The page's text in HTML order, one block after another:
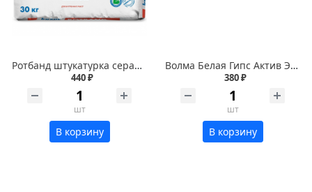
Ротбанд штукатурка серая КНАУФ 30кг
440 ₽
шт
В корзину
Волма Белая Гипс Актив Экстра 30 кг
380 ₽
шт
В корзину